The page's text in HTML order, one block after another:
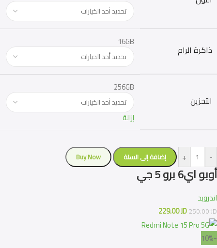
ذاكرة الرام
16GB
التخزين
256GB
إزالة
-
+ إضافة إلى السلة Buy Now
أوبو اي6 برو 5 جي
اندرويد
250.00JD
229.00JD
-10%